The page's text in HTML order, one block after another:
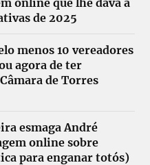
de 2025
menos 10 vereadores
agora de ter
de Torres
esmaga André
online sobre
para enganar totós)